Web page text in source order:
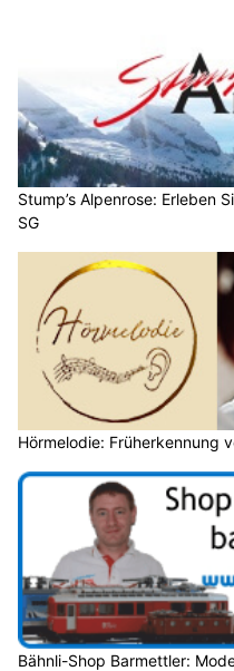
Stump’s Alpenrose: Erleben
SG
Hörmelodie: Früherkennung
Bähnli-Shop Barmettler: